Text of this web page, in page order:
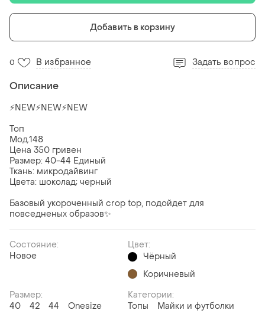
Добавить в корзину
0 В избранное Задать вопрос
Описание
⚡️NEW⚡️NEW⚡️NEW
Топ
Мод.148
Цена 350 гривен
Размер: 40-44 Единый
Ткань: микродайвинг
Цвета: шоколад; черный
Базовый укороченный crop top, подойдет для
повседненых образов✨️
Состояние:
Новое
Цвет:
Чёрный
Коричневый
Размер:
40
42 44 Onesize
Категории:
Топы
Майки и футболки